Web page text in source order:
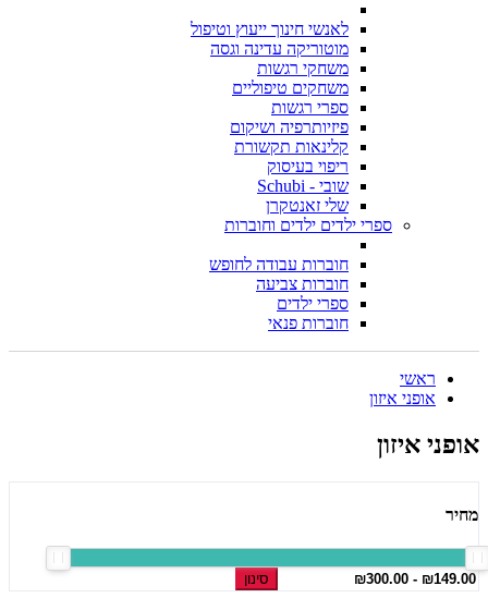
לאנשי חינוך ייעוץ וטיפול
מוטוריקה עדינה וגסה
משחקי רגשות
משחקים טיפוליים
ספרי רגשות
פיזיותרפיה ושיקום
קלינאות תקשורת
ריפוי בעיסוק
שובי - Schubi
שלי זאנטקרן
ספרי ילדים ילדים וחוברות
חוברות עבודה לחופש
חוברות צביעה
ספרי ילדים
חוברות פנאי
ראשי
אופני איזון
אופני איזון
מחיר
סינון